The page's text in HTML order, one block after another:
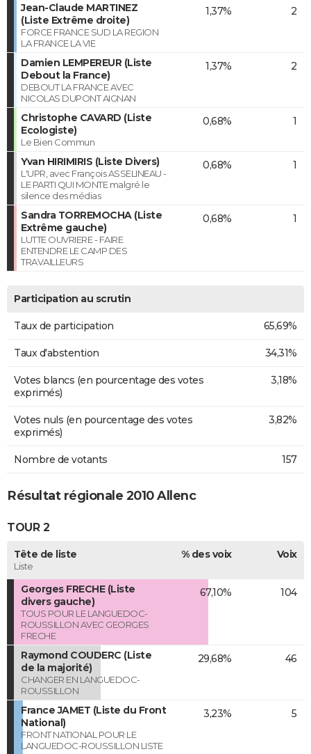
Jean-Claude MARTINEZ
(Liste Extrême droite)
FORCE FRANCE SUD LA REGION
LA FRANCE LA VIE
1,37% 2
Damien LEMPEREUR (Liste
Debout la France)
DEBOUT LA FRANCE AVEC
NICOLAS DUPONT AIGNAN
1,37% 2
Christophe CAVARD (Liste
Ecologiste)
Le Bien Commun
0,68% 1
Yvan HIRIMIRIS (Liste Divers)
L'UPR, avec François ASSELINEAU -
LE PARTI QUI MONTE malgré le
silence des médias
0,68% 1
Sandra TORREMOCHA (Liste
Extrême gauche)
LUTTE OUVRIERE - FAIRE
ENTENDRE LE CAMP DES
TRAVAILLEURS
0,68% 1
Participation au scrutin
Taux de participation 65,69%
Taux d'abstention 34,31%
Votes blancs (en pourcentage des votes
exprimés)
3,18%
Votes nuls (en pourcentage des votes
exprimés)
3,82%
Nombre de votants 157
Résultat régionale 2010 Allenc
TOUR 2
Tête de liste
Liste
% des voix Voix
Georges FRECHE (Liste
divers gauche)
TOUS POUR LE LANGUEDOC-
ROUSSILLON AVEC GEORGES
FRECHE
67,10% 104
Raymond COUDERC (Liste
de la majorité)
CHANGER EN LANGUEDOC-
ROUSSILLON
29,68% 46
France JAMET (Liste du Front
National)
FRONT NATIONAL POUR LE
LANGUEDOC-ROUSSILLON LISTE
3,23% 5